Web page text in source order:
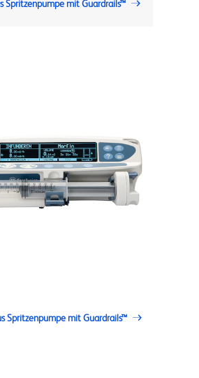
Spritzenpumpe mit Guardrails™
Spritzenpumpe mit Guardrails™